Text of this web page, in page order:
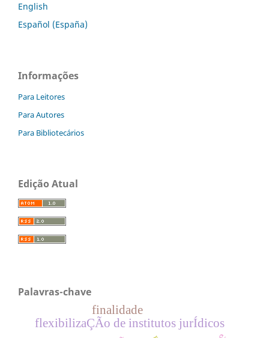
English
Español (España)
Informações
Para Leitores
Para Autores
Para Bibliotecários
Edição Atual
Palavras-chave
flexibilizaÇÃo de institutos jurÍdicos
finalidade